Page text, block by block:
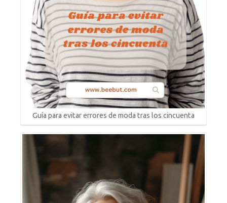
Guía para evitar errores de moda tras los cincuenta